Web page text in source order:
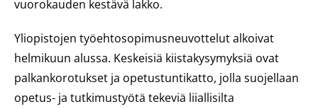
vuorokauden kestävä lakko.
Yliopistojen työehtosopimusneuvottelut alkoivat
helmikuun alussa. Keskeisiä kiistakysymyksiä ovat
palkankorotukset ja opetustuntikatto, jolla suojellaan
opetus-​ ja tutkimustyötä tekeviä liiallisilta